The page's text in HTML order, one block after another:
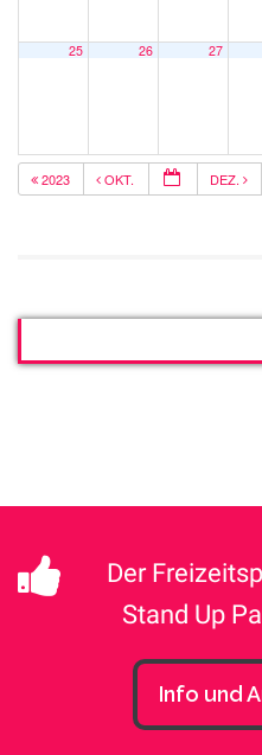
25 26 27
2023 OKT. DEZ.
Der
Stand Up
Info und